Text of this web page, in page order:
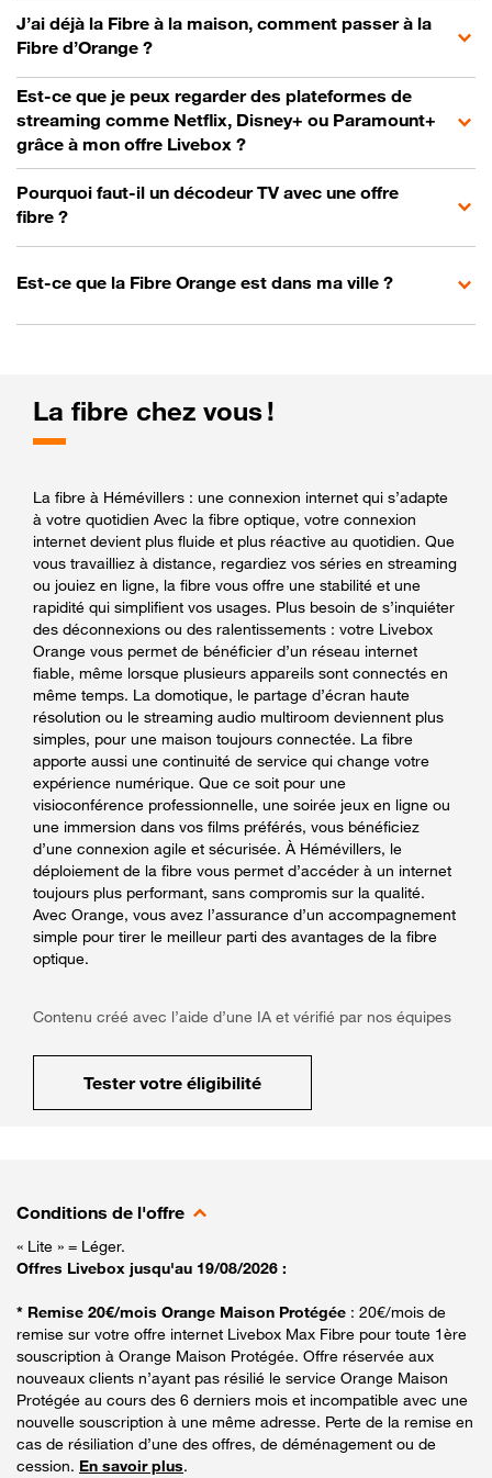
J’ai déjà la Fibre à la maison, comment passer à la
Fibre d’Orange ?
Est-ce que je peux regarder des plateformes de
streaming comme Netflix, Disney+ ou Paramount+
grâce à mon offre Livebox ?
Pourquoi faut-il un décodeur TV avec une offre
fibre ?
Est-ce que la Fibre Orange est dans ma ville ?
La fibre chez vous !
La fibre à Hémévillers : une connexion internet qui s’adapte
à votre quotidien Avec la fibre optique, votre connexion
internet devient plus fluide et plus réactive au quotidien. Que
vous travailliez à distance, regardiez vos séries en streaming
ou jouiez en ligne, la fibre vous offre une stabilité et une
rapidité qui simplifient vos usages. Plus besoin de s’inquiéter
des déconnexions ou des ralentissements : votre Livebox
Orange vous permet de bénéficier d’un réseau internet
fiable, même lorsque plusieurs appareils sont connectés en
même temps. La domotique, le partage d’écran haute
résolution ou le streaming audio multiroom deviennent plus
simples, pour une maison toujours connectée. La fibre
apporte aussi une continuité de service qui change votre
expérience numérique. Que ce soit pour une
visioconférence professionnelle, une soirée jeux en ligne ou
une immersion dans vos films préférés, vous bénéficiez
d’une connexion agile et sécurisée. À Hémévillers, le
déploiement de la fibre vous permet d’accéder à un internet
toujours plus performant, sans compromis sur la qualité.
Avec Orange, vous avez l’assurance d’un accompagnement
simple pour tirer le meilleur parti des avantages de la fibre
optique.
Contenu créé avec l’aide d’une IA et vérifié par nos équipes
Tester votre éligibilité
Conditions de l'offre
« Lite » = Léger.
Offres Livebox jusqu'au 19/08/2026 :
* Remise 20€/mois Orange Maison Protégée : 20€/mois de
remise sur votre offre internet Livebox Max Fibre pour toute 1ère
souscription à Orange Maison Protégée. Offre réservée aux
nouveaux clients n’ayant pas résilié le service Orange Maison
Protégée au cours des 6 derniers mois et incompatible avec une
nouvelle souscription à une même adresse. Perte de la remise en
cas de résiliation d’une des offres, de déménagement ou de
cession. En savoir plus.